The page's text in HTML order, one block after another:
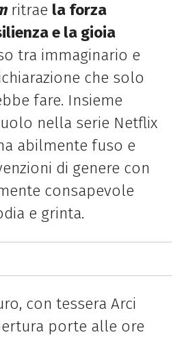
ritrae la forza
e la gioia
tra immaginario e
che solo
fare. Insieme
nella serie Netflix
abilmente fuso e
di genere con
consapevole
e grinta.
con tessera Arci
porte alle ore